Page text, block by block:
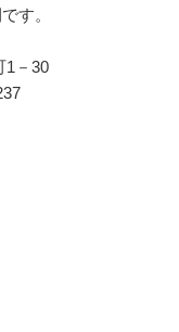
す。
1－30